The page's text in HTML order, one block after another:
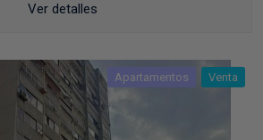
Ver detalles
Apartamentos Venta